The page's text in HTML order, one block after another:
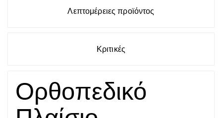
Λεπτομέρειες προϊόντος
Κριτικές
Ορθοπεδικό